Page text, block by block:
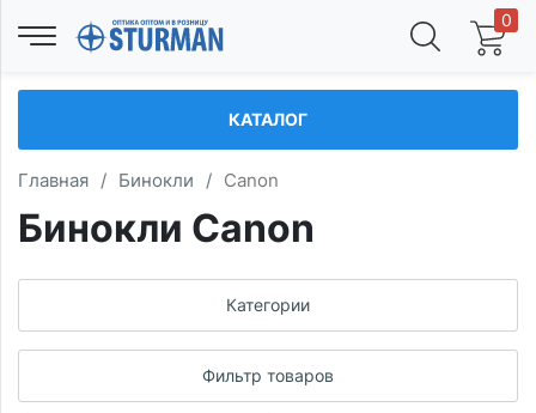
0
КАТАЛОГ
Главная / Бинокли / Сanon
Бинокли Canon
Категории
Фильтр товаров